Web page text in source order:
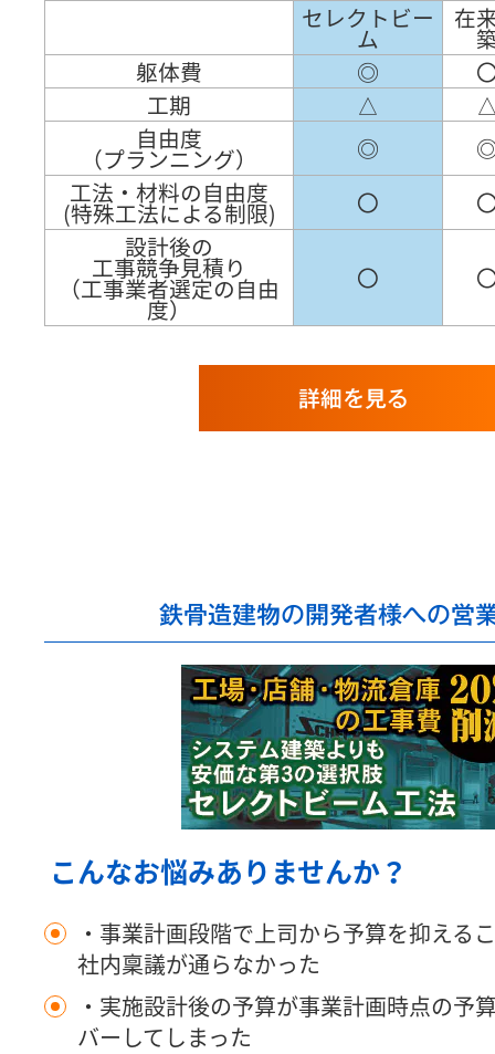
セレクトビー
ム
在
躯体費
◎
工期
△
自由度
（プランニング） ◎
工法・材料の自由度
(特殊工法による制限) 〇
設計後の
工事競争見積り
（工事業者選定の自由
度）
〇
詳細を見る
鉄骨造建物の開発者様への営
こんなお悩みありませんか？
・事業計画段階で上司から予算を抑える
社内稟議が通らなかった
・実施設計後の予算が事業計画時点の予
バーしてしまった